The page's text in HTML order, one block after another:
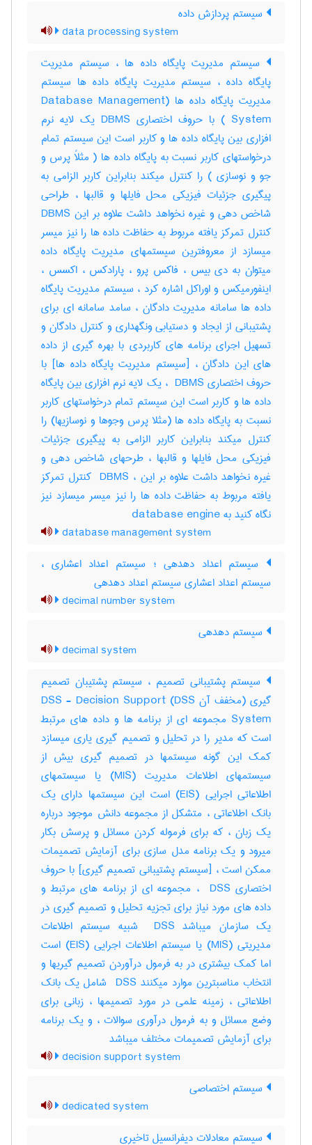
سیستم پردازش داده
data processing system
سیستم مدیریت پایگاه داده ها ، سیستم مدیریت
پایگاه داده ، سیستم مدیریت پایگاه داده ها سیستم
مدیریت پایگاه داده ها (Database Management
System ) با حروف اختصاری DBMS یک لایه نرم
افزاری بین پایگاه داده ها و کاربر است این سیستم تمام
درخواستهای کاربر نسبت به پایگاه داده ها ( مثلاً پرس و
جو و نوسازی ) را کنترل میکند بنابراین کاربر الزامی به
پیگیری جزئیات فیزیکی محل فایلها و قالبها ، طراحی
شاخص دهی و غیره نخواهد داشت علاوه بر این DBMS
کنترل تمرکز یافته مربوط به حفاظت داده ها را نیز میسر
میسازد از معروفترین سیستمهای مدیریت پایگاه داده
میتوان به دی بیس ، فاکس پرو ، پارادکس ، اکسس ،
اینفورمیکس و اوراکل اشاره کرد ، سیستم مدیریت پایگاه
داده ها سامانه مدیریت دادگان ، سامد سامانه ای برای
پشتیبانی از ایجاد و دستیابی ونگهداری و کنترل دادگان و
تسهیل اجرای برنامه های کاربردی با بهره گیری از داده
های این دادگان ، [سیستم مدیریت پایگاه داده ها] با
حروف اختصاری ‎ DBMS ، یک لایه نرم افزاری بین پایگاه
داده ها و کاربر است این سیستم تمام درخواستهای کاربر
نسبت به پایگاه داده ها (مثلا پرس وجوها و نوسازیها) را
کنترل میکند بنابراین کاربر الزامی به پیگیری جزئیات
فیزیکی محل فایلها و قالبها ، طرحهای شاخص دهی و
غیره نخواهد داشت علاوه بر این ، ‎ DBMS کنترل تمرکز
یافته مربوط به حفاظت داده ها را نیز میسر میسازد نیز
نگاه کنید به ‎ database engine
database management system
سیستم اعداد دهدهی ؛ سیستم اعداد اعشاری ،
سیستم اعداد اعشاری سیستم اعداد دهدهی
decimal number system
سیستم دهدهی
decimal system
سیستم پشتیبانی تصمیم ، سیستم پشتیبان تصمیم
گیری (مخفف آن DSS) DSS - Decision Support
System مجموعه ای از برنامه ها و داده های مرتبط
است که مدیر را در تحلیل و تصمیم گیری یاری میسازد
کمک این گونه سیستمها در تصمیم گیری بیش از
سیستمهای اطلاعات مدیریت (MIS) یا سیستمهای
اطلاعاتی اجرایی (EIS) است این سیستمها دارای یک
بانک اطلاعاتی ، متشکل از مجموعه دانش موجود درباره
یک زبان ، که برای فرموله کردن مسائل و پرسش بکار
میرود و یک برنامه مدل سازی برای آزمایش تصمیمات
ممکن است ، [سیستم پشتیبانی تصمیم گیری] با حروف
اختصاری ‎ DSS ، مجموعه ای از برنامه های مرتبط و
داده های مورد نیاز برای تجزیه تحلیل و تصمیم گیری در
یک سازمان میباشد ‎ DSS شبیه سیستم اطلاعات
مدیریتی (‎MIS) یا سیستم اطلاعات اجرایی (‎EIS) است
اما کمک بیشتری در به فرمول درآوردن تصمیم گیریها و
انتخاب مناسبترین موارد میکنند ‎ DSS شامل یک بانک
اطلاعاتی ، زمینه علمی در مورد تصمیمها ، زبانی برای
وضع مسائل و به فرمول درآوری سوالات ، و یک برنامه
برای آزمایش تصمیمات مختلف میباشد
decision support system
سیستم اختصاصی
dedicated system
سیستم معادلات دیفرانسیل تاخیری